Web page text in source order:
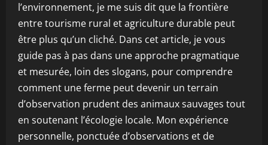
l’environnement, je me suis dit que la frontière
entre tourisme rural et agriculture durable peut
être plus qu’un cliché. Dans cet article, je vous
guide pas à pas dans une approche pragmatique
et mesurée, loin des slogans, pour comprendre
comment une ferme peut devenir un terrain
d’observation prudent des animaux sauvages tout
en soutenant l’écologie locale. Mon expérience
personnelle, ponctuée d’observations et de